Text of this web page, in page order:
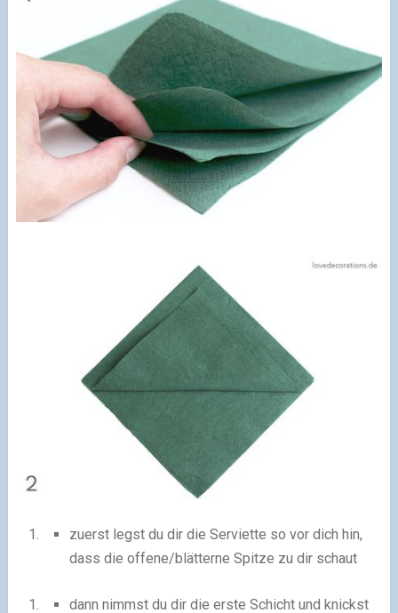
zuerst legst du dir die Serviette so vor dich hin,
dass die offene/blätterne Spitze zu dir schaut
dann nimmst du dir die erste Schicht und knickst